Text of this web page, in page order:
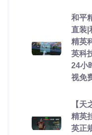
和平
直装|
精英
英科
24小
视免
【
精英
英正